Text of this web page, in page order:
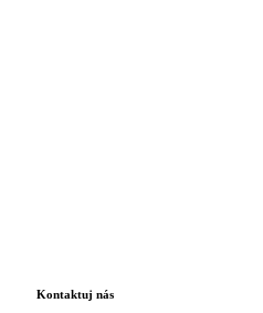
Kontaktuj nás